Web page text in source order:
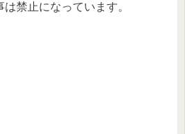
禁止になっています。